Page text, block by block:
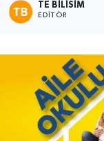
TE BILISIM
EDITÖR